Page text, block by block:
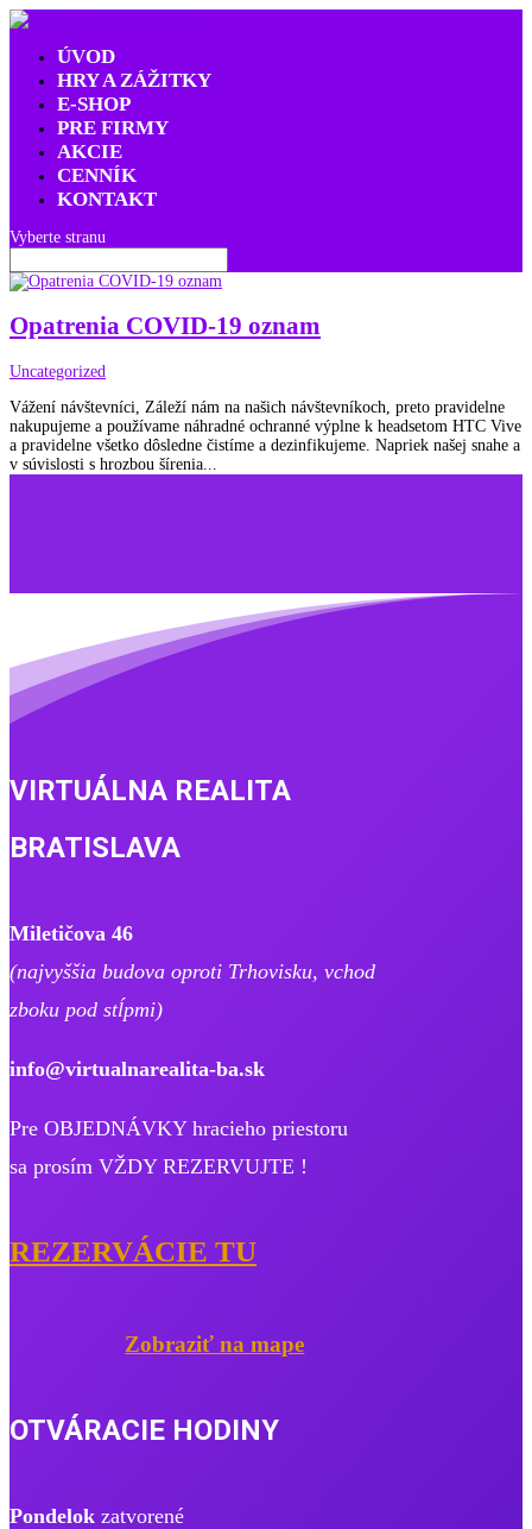
ÚVOD
HRY A ZÁŽITKY
E-SHOP
PRE FIRMY
AKCIE
CENNÍK
KONTAKT
Vyberte stranu
Opatrenia COVID-19 oznam
Uncategorized
Vážení návštevníci, Záleží nám na našich návštevníkoch, preto pravidelne
nakupujeme a používame náhradné ochranné výplne k headsetom HTC Vive
a pravidelne všetko dôsledne čistíme a dezinfikujeme. Napriek našej snahe a
v súvislosti s hrozbou šírenia...
VIRTUÁLNA REALITA
BRATISLAVA
Miletičova 46
(najvyššia budova oproti Trhovisku, ​vchod
zboku pod stĺpmi)
info@virtualnarealita-ba.sk
Pre OBJEDNÁVKY hracieho priestoru
sa prosím VŽDY REZERVUJTE !
REZERVÁCIE TU
Zobraziť na mape
OTVÁRACIE HODINY
Pondelok zatvorené